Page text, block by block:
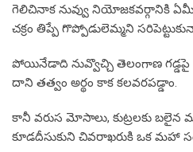
గెలిచినాక నువ్వు నియోజకవర్గానికి
చక్రం తిప్పే గొప్పోడులెమ్మని
పోయినేడాది నువ్వొచ్చి తెలంగాణ
దాని తత్వం అర్థం కాక కలవరపడ్డాం.
కానీ వరుస మోసాలు, కుట్రలకు బలైన
కూడదీసుకుని చివరాఖరుకి ఒక మహా